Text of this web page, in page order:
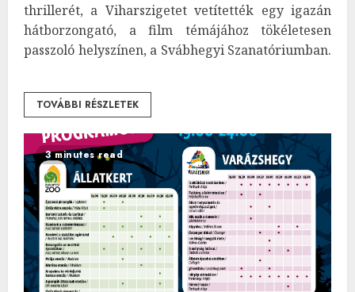
thrillerét, a Viharszigetet vetítették egy igazán
hátborzongató, a film témájához tökéletesen
passzoló helyszínen, a Svábhegyi Szanatóriumban.
TOVÁBBI RÉSZLETEK
3 minutes read